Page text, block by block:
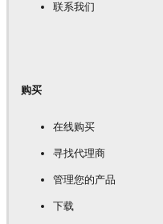
联系我们
购买
在线购买
寻找代理商
管理您的产品
下载